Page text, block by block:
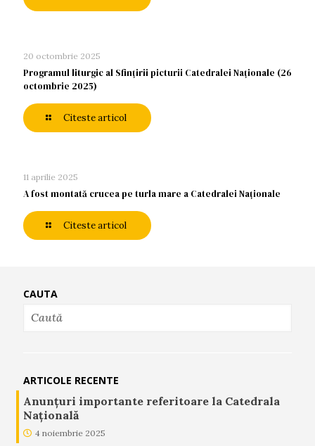
20 octombrie 2025
Programul liturgic al Sfințirii picturii Catedralei Naționale (26
octombrie 2025)
Citeste articol
11 aprilie 2025
A fost montată crucea pe turla mare a Catedralei Naționale
Citeste articol
CAUTA
ARTICOLE RECENTE
Anunţuri importante referitoare la Catedrala
Naţională
4 noiembrie 2025